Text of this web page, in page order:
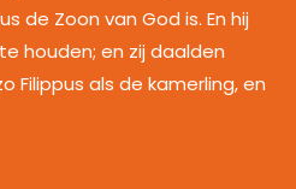
de Zoon van God is. En hij
houden; en zij daalden
Filippus als de kamerling, en